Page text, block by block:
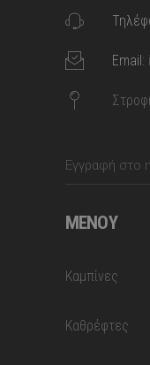
Email:
ΜΕΝΟΎ
Καμπίνες
Καθρέφτες